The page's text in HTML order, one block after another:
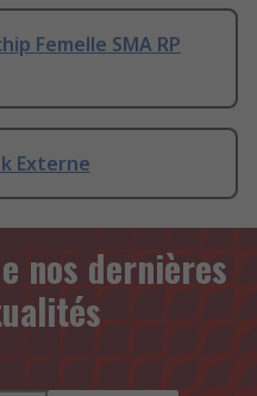
Femelle SMA RP
Externe
nos dernières